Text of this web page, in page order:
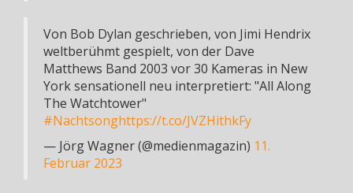
Von Bob Dylan geschrieben, von Jimi Hendrix
weltberühmt gespielt, von der Dave
Matthews Band 2003 vor 30 Kameras in New
York sensationell neu interpretiert: "All Along
The Watchtower"
#Nachtsonghttps://t.co/JVZHithkFy
— Jörg Wagner (@medienmagazin) 11.
Februar 2023